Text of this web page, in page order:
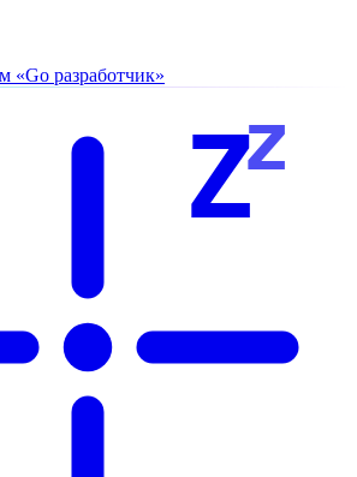
«Go разработчик»
Zz